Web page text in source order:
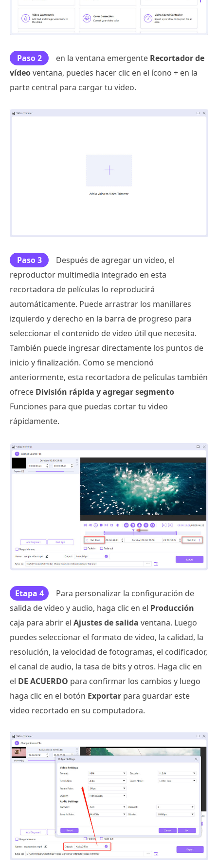
Paso 2 en la ventana emergente Recortador de
vídeoventana, puedes hacer clic en el ícono + en la
parte central para cargar tu video.
Paso 3
Después de agregar un video, el
reproductor multimedia integrado en esta
recortadora de películas lo reproducirá
automáticamente. Puede arrastrar los manillares
izquierdo y derecho en la barra de progreso para
seleccionar el contenido de video útil que necesita.
También puede ingresar directamente los puntos de
inicio y finalización. Como se mencionó
anteriormente, esta recortadora de películas también
ofrece División rápida y agregar segmento
Funciones para que puedas cortar tu video
rápidamente.
Etapa 4
Para personalizar la configuración de
salida de vídeo y audio, haga clic en el Producción
caja para abrir el Ajustes de salida ventana. Luego
puedes seleccionar el formato de video, la calidad, la
resolución, la velocidad de fotogramas, el codificador,
el canal de audio, la tasa de bits y otros. Haga clic en
el DE ACUERDO para confirmar los cambios y luego
haga clic en el botón Exportar para guardar este
video recortado en su computadora.